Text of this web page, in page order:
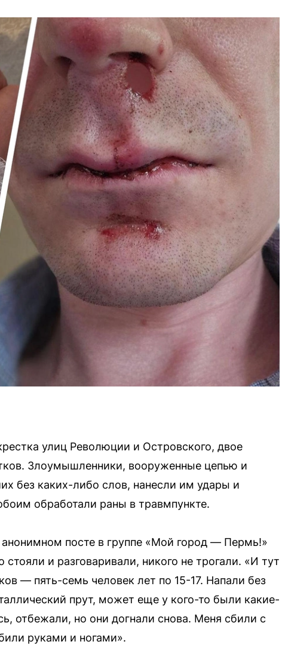
улиц Революции и Островского, двое
Злоумышленники, вооруженные цепью и
без каких-либо слов, нанесли им удары и
обработали раны в травмпункте.
посте в группе «Мой город — Пермь!»
и разговаривали, никого не трогали. «И тут
— пять-семь человек лет по 15-17. Напали без
прут, может еще у кого-то были какие-
отбежали, но они догнали снова. Меня сбили с
руками и ногами».